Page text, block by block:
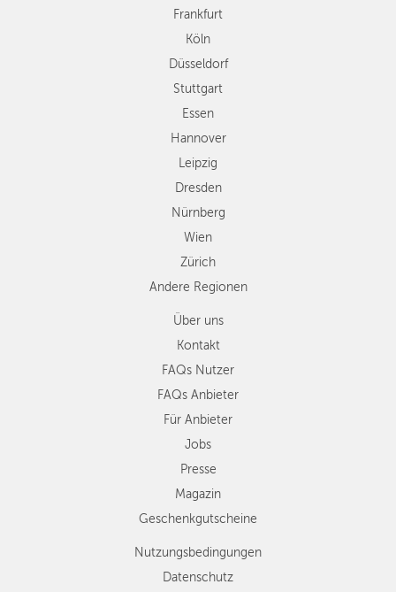
Dresden
Nürnberg
Wien
Zürich
Andere
Regionen
Frankfurt
Köln
Düsseldorf
Stuttgart
Essen
Hannover
Leipzig
Dresden
Nürnberg
Wien
Zürich
Andere Regionen
Über uns
Kontakt
FAQs Nutzer
FAQs Anbieter
Für Anbieter
Jobs
Presse
Magazin
Geschenkgutscheine
Nutzungsbedingungen
Datenschutz